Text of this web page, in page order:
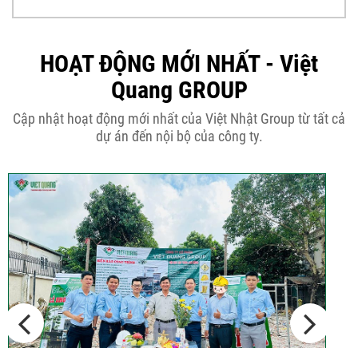
50m2...
Những điều cần biết khi thiết kế nhà
phố 5...
Cập nhật xu thế thiết kế nhà phố 5
tầng...
Các thiết kế nhà phố 2 tầng 110m2
đơn giản,...
HOẠT ĐỘNG MỚI NHẤT - Việt
Quang GROUP
Cập nhật hoạt động mới nhất của Việt Nhật Group từ tất cả
dự án đến nội bộ của công ty.